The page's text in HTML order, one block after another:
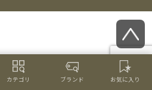
カテゴリ ブランド お気に入り